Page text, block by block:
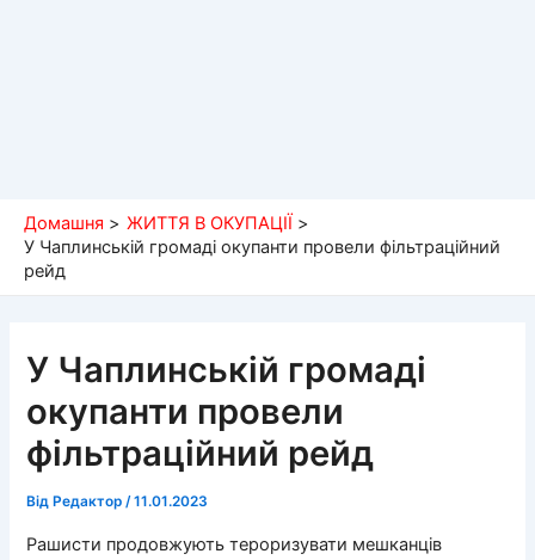
Домашня
ЖИТТЯ В ОКУПАЦІЇ
У Чаплинській громаді окупанти провели фільтраційний
рейд
У Чаплинській громаді
окупанти провели
фільтраційний рейд
Від Редактор/11.01.2023
Рашисти продовжують тероризувати мешканців